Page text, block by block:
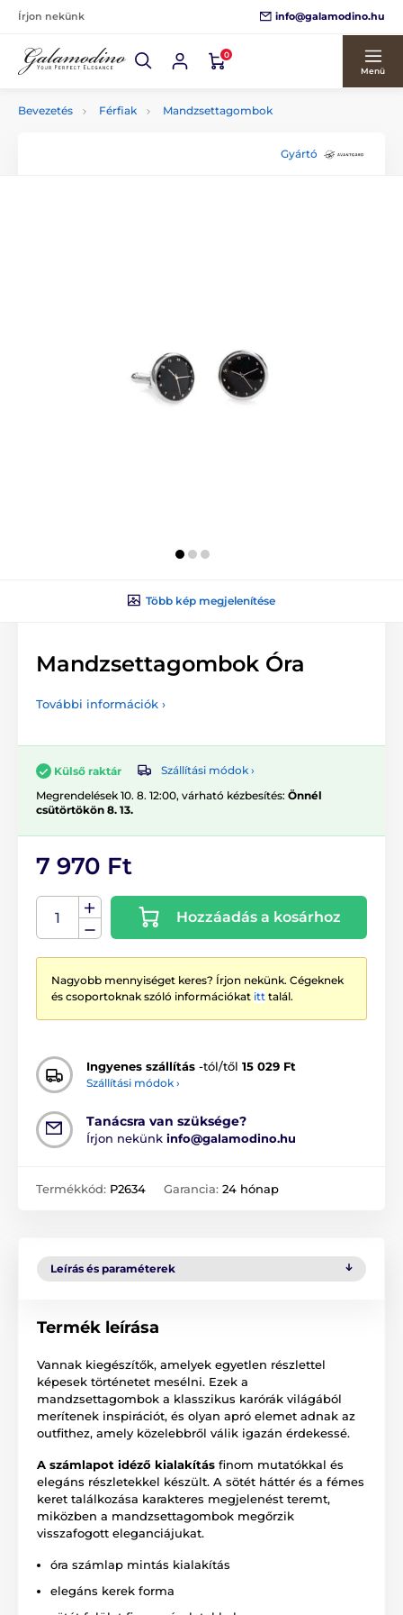
Írjon nekünk info@galamodino.hu
0
Menü
Bevezetés Férfiak Mandzsettagombok
Gyártó
Több kép megjelenítése
Mandzsettagombok Óra
További információk ›
Külső raktár
Szállítási módok ›
Megrendelések 10. 8. 12:00, várható kézbesítés: Önnél
csütörtökön 8. 13.
7 970 Ft
Hozzáadás a kosárhoz
Nagyobb mennyiséget keres? Írjon nekünk. Cégeknek
és csoportoknak szóló információkat itt talál.
Ingyenes szállítás -tól/től 15 029 Ft
Szállítási módok ›
Tanácsra van szüksége?
Írjon nekünk info@galamodino.hu
Termékkód: P2634 Garancia: 24 hónap
Leírás és paraméterek
Termék leírása
Vannak kiegészítők, amelyek egyetlen részlettel
képesek történetet mesélni. Ezek a
mandzsettagombok a klasszikus karórák világából
merítenek inspirációt, és olyan apró elemet adnak az
outfithez, amely közelebbről válik igazán érdekessé.
A számlapot idéző kialakítás finom mutatókkal és
elegáns részletekkel készült. A sötét háttér és a fémes
keret találkozása karakteres megjelenést teremt,
miközben a mandzsettagombok megőrzik
visszafogott eleganciájukat.
óra számlap mintás kialakítás
elegáns kerek forma